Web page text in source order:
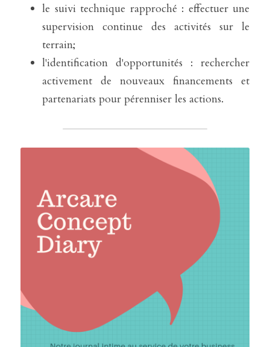
le suivi technique rapproché : effectuer une
supervision continue des activités sur le
terrain;
l'identification d'opportunités : rechercher
activement de nouveaux financements et
partenariats pour pérenniser les actions.